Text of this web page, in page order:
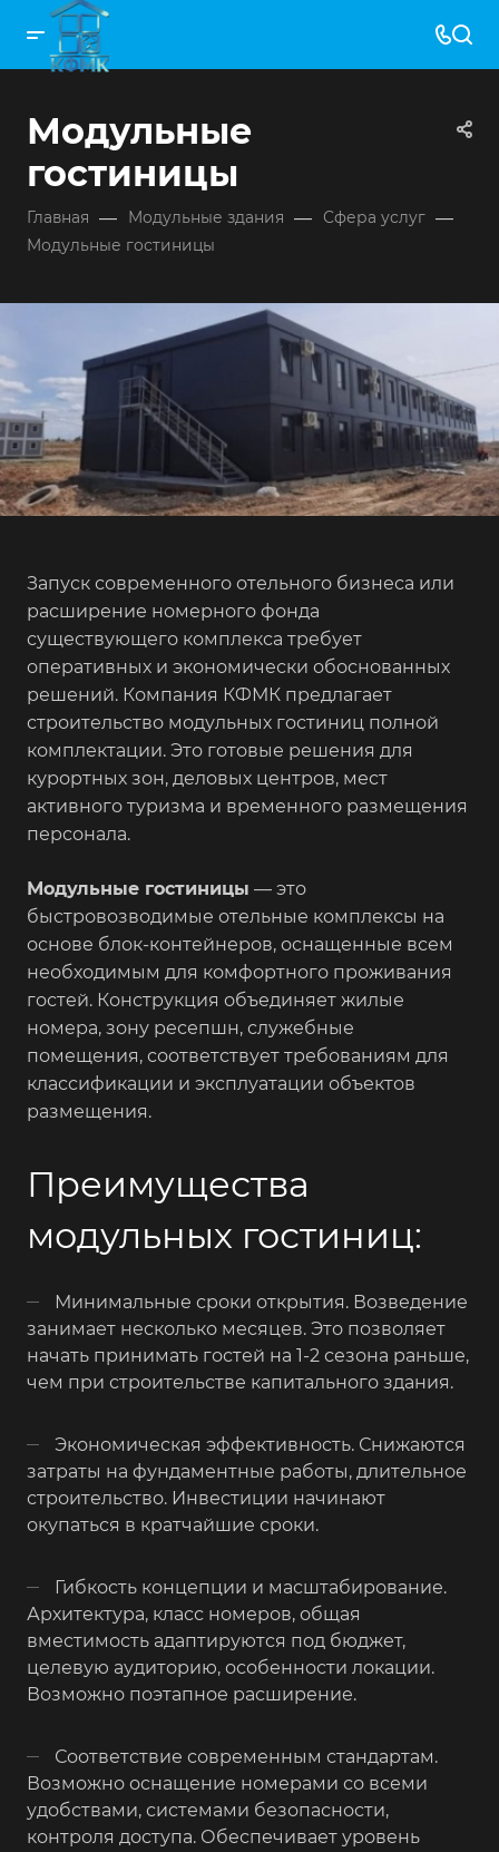
Модульные
гостиницы
Главная — Модульные здания — Сфера услуг —
Модульные гостиницы
Запуск современного отельного бизнеса или
расширение номерного фонда
существующего комплекса требует
оперативных и экономически обоснованных
решений. Компания КФМК предлагает
строительство модульных гостиниц полной
комплектации. Это готовые решения для
курортных зон, деловых центров, мест
активного туризма и временного размещения
персонала.
Модульные гостиницы — это
быстровозводимые отельные комплексы на
основе блок-контейнеров, оснащенные всем
необходимым для комфортного проживания
гостей. Конструкция объединяет жилые
номера, зону ресепшн, служебные
помещения, соответствует требованиям для
классификации и эксплуатации объектов
размещения.
Преимущества
модульных гостиниц:
Минимальные сроки открытия. Возведение
занимает несколько месяцев. Это позволяет
начать принимать гостей на 1-2 сезона раньше,
чем при строительстве капитального здания.
Экономическая эффективность. Снижаются
затраты на фундаментные работы, длительное
строительство. Инвестиции начинают
окупаться в кратчайшие сроки.
Гибкость концепции и масштабирование.
Архитектура, класс номеров, общая
вместимость адаптируются под бюджет,
целевую аудиторию, особенности локации.
Возможно поэтапное расширение.
Соответствие современным стандартам.
Возможно оснащение номерами со всеми
удобствами, системами безопасности,
контроля доступа. Обеспечивает уровень